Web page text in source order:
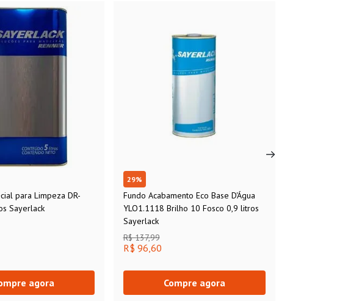
para Limpeza DR-
Sayerlack
agora
29%
Fundo Acabamento Eco Base D'Água
YLO1.1118 Brilho 10 Fosco 0,9 litros
Sayerlack
R$ 137,99
R$ 96,60
Compre agora